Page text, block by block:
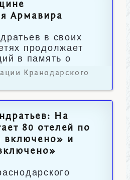
Армавира
в своих
продолжает
в память о
солдат.
Кранодарского
На
80 отелей по
включено» и